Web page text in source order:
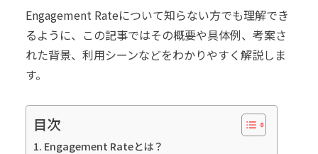
Engagement Rateについて知らない方でも理解でき
るように、この記事ではその概要や具体例、考案さ
れた背景、利用シーンなどをわかりやすく解説しま
す。
目次
Engagement Rateとは？